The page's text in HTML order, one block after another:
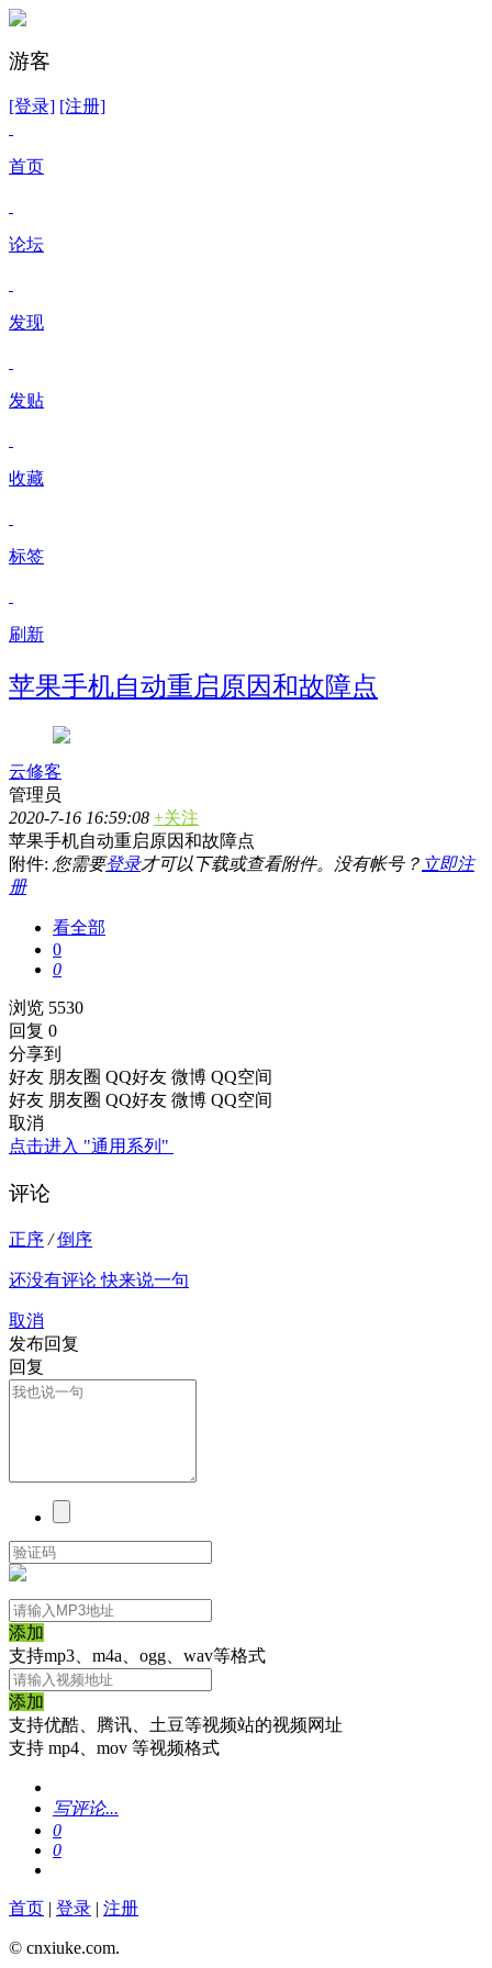
游客
[登录] [注册]
首页
论坛
发现
发贴
收藏
标签
刷新
苹果手机自动重启原因和故障点
云修客
管理员
2020-7-16 16:59:08 +关注
苹果手机自动重启原因和故障点
附件: 您需要登录才可以下载或查看附件。没有帐号？ 立即注
册
看全部
0
0
浏览 5530
回复 0
分享到
好友 朋友圈 QQ好友 微博 QQ空间
好友 朋友圈 QQ好友 微博 QQ空间
取消
点击进入 "通用系列"
评论
正序 / 倒序
还没有评论 快来说一句
取消
发布回复
回复
添加
支持mp3、m4a、ogg、wav等格式
添加
支持优酷、腾讯、土豆等视频站的视频网址
支持 mp4、mov 等视频格式
写评论...
0
0
首页 | 登录 | 注册
© cnxiuke.com.